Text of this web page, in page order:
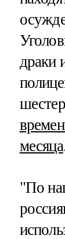
драки
месяца
"По